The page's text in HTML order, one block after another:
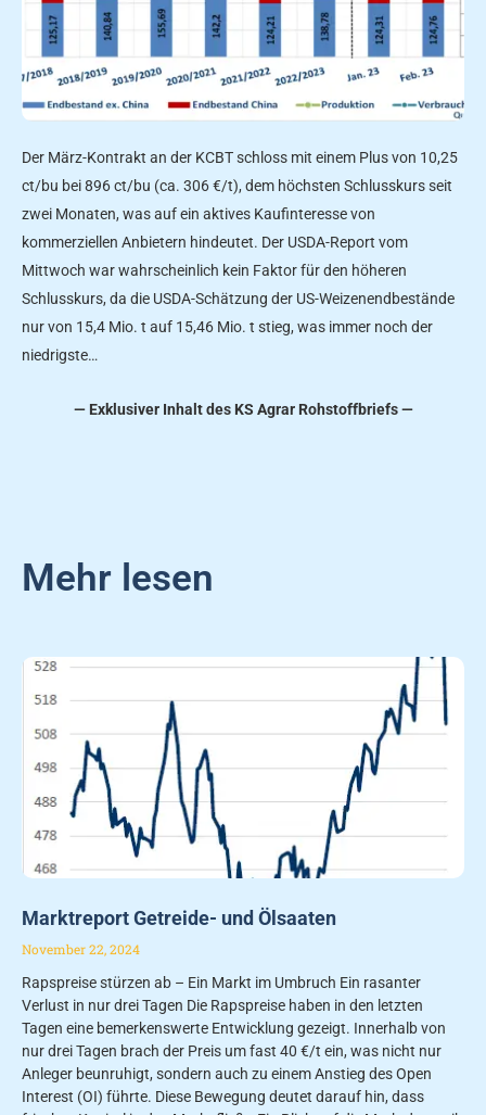
Der März-Kontrakt an der KCBT schloss mit einem Plus von 10,25
ct/bu bei 896 ct/bu (ca. 306 €/t), dem höchsten Schlusskurs seit
zwei Monaten, was auf ein aktives Kaufinteresse von
kommerziellen Anbietern hindeutet. Der USDA-Report vom
Mittwoch war wahrscheinlich kein Faktor für den höheren
Schlusskurs, da die USDA-Schätzung der US-Weizenendbestände
nur von 15,4 Mio. t auf 15,46 Mio. t stieg, was immer noch der
niedrigste…
— Exklusiver Inhalt des KS Agrar Rohstoffbriefs —
Mehr lesen
Marktreport Getreide- und Ölsaaten
November 22, 2024
Rapspreise stürzen ab – Ein Markt im Umbruch Ein rasanter
Verlust in nur drei Tagen Die Rapspreise haben in den letzten
Tagen eine bemerkenswerte Entwicklung gezeigt. Innerhalb von
nur drei Tagen brach der Preis um fast 40 €/t ein, was nicht nur
Anleger beunruhigt, sondern auch zu einem Anstieg des Open
Interest (OI) führte. Diese Bewegung deutet darauf hin, dass